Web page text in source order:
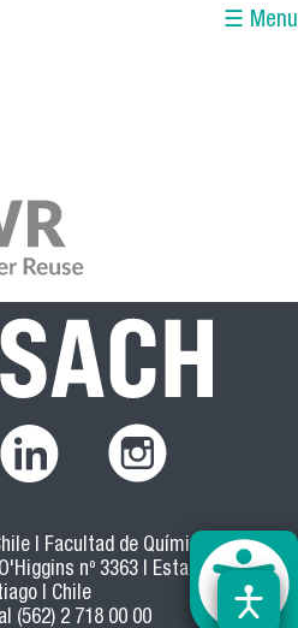
☰ Menu
aquí
| Facultad de Química y Biología
nº 3363 | Estación Central |
| Chile
(562) 2 718 00 00